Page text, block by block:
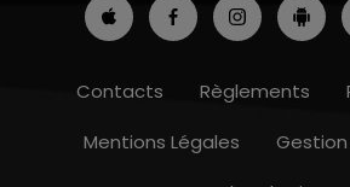
Contacts Règlements
Mentions Légales